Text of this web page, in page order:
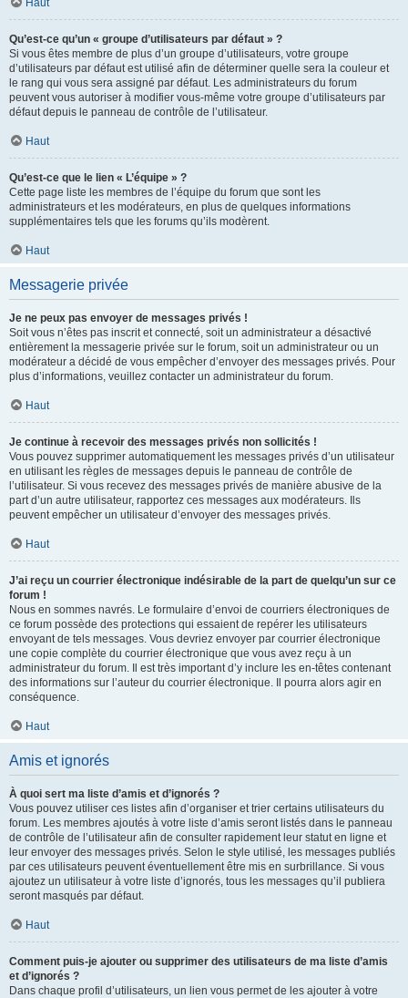
Haut
Qu’est-ce qu’un « groupe d’utilisateurs par défaut » ?
Si vous êtes membre de plus d’un groupe d’utilisateurs, votre groupe
d’utilisateurs par défaut est utilisé afin de déterminer quelle sera la couleur et
le rang qui vous sera assigné par défaut. Les administrateurs du forum
peuvent vous autoriser à modifier vous-même votre groupe d’utilisateurs par
défaut depuis le panneau de contrôle de l’utilisateur.
Haut
Qu’est-ce que le lien « L’équipe » ?
Cette page liste les membres de l’équipe du forum que sont les
administrateurs et les modérateurs, en plus de quelques informations
supplémentaires tels que les forums qu’ils modèrent.
Haut
Messagerie privée
Je ne peux pas envoyer de messages privés !
Soit vous n’êtes pas inscrit et connecté, soit un administrateur a désactivé
entièrement la messagerie privée sur le forum, soit un administrateur ou un
modérateur a décidé de vous empêcher d’envoyer des messages privés. Pour
plus d’informations, veuillez contacter un administrateur du forum.
Haut
Je continue à recevoir des messages privés non sollicités !
Vous pouvez supprimer automatiquement les messages privés d’un utilisateur
en utilisant les règles de messages depuis le panneau de contrôle de
l’utilisateur. Si vous recevez des messages privés de manière abusive de la
part d’un autre utilisateur, rapportez ces messages aux modérateurs. Ils
peuvent empêcher un utilisateur d’envoyer des messages privés.
Haut
J’ai reçu un courrier électronique indésirable de la part de quelqu’un sur ce
forum !
Nous en sommes navrés. Le formulaire d’envoi de courriers électroniques de
ce forum possède des protections qui essaient de repérer les utilisateurs
envoyant de tels messages. Vous devriez envoyer par courrier électronique
une copie complète du courrier électronique que vous avez reçu à un
administrateur du forum. Il est très important d’y inclure les en-têtes contenant
des informations sur l’auteur du courrier électronique. Il pourra alors agir en
conséquence.
Haut
Amis et ignorés
À quoi sert ma liste d’amis et d’ignorés ?
Vous pouvez utiliser ces listes afin d’organiser et trier certains utilisateurs du
forum. Les membres ajoutés à votre liste d’amis seront listés dans le panneau
de contrôle de l’utilisateur afin de consulter rapidement leur statut en ligne et
leur envoyer des messages privés. Selon le style utilisé, les messages publiés
par ces utilisateurs peuvent éventuellement être mis en surbrillance. Si vous
ajoutez un utilisateur à votre liste d’ignorés, tous les messages qu’il publiera
seront masqués par défaut.
Haut
Comment puis-je ajouter ou supprimer des utilisateurs de ma liste d’amis
et d’ignorés ?
Dans chaque profil d’utilisateurs, un lien vous permet de les ajouter à votre